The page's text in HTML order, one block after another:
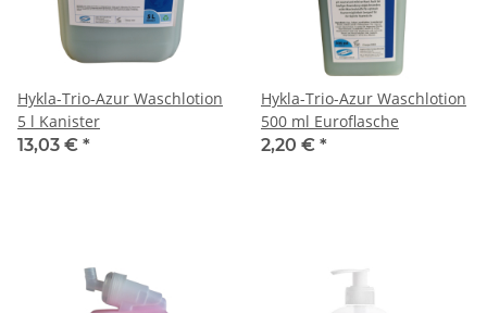
Hykla-Trio-Azur Waschlotion
5 l Kanister
13,03 € *
Hykla-Trio-Azur Waschlotion
500 ml Euroflasche
2,20 € *